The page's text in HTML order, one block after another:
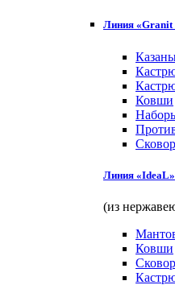
Линия «Granit
Ковши
Линия «IdeaL»
(из
Ковши